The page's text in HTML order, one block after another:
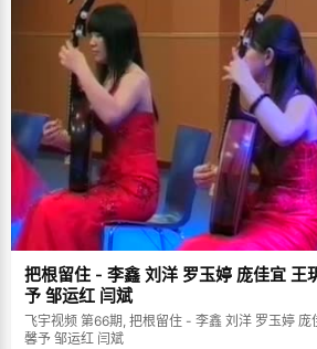
把根留住 - 李鑫 刘洋 罗玉婷 庞佳宜 王
予 邹运红 闫斌
飞宇视频 第66期, 把根留住 - 李鑫 刘洋 罗玉婷 庞
馨予 邹运红 闫斌